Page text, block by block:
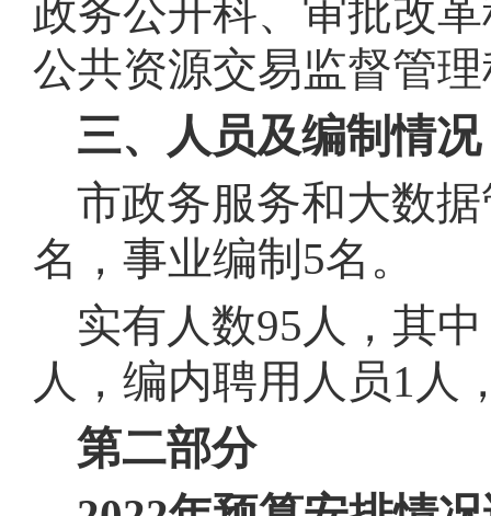
政务公开科、审批改
公共资源交易监督管
三、人员及编制情况
市政务服务和大数
名，事业编制5名 。
实有人数95人，其
人，编内聘用人员1人
第二部分